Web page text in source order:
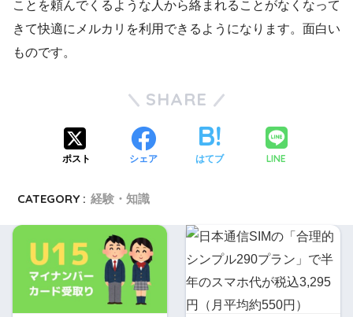
ことを頼んでくるような人から絡まれることがなくなって
きて快適にメルカリを利用できるようになります。面白い
ものです。
SHARE
ポスト シェア はてブ LINE
CATEGORY : 経験・知識